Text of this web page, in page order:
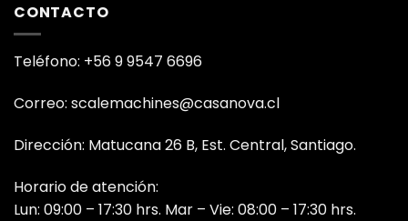
CONTACTO
Teléfono: +56 9 9547 6696
Correo: scalemachines@casanova.cl
Dirección: Matucana 26 B, Est. Central, Santiago.
Horario de atención:
Lun: 09:00 – 17:30 hrs. Mar – Vie: 08:00 – 17:30 hrs.